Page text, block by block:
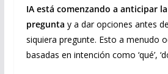
IA está comenzando a anticipar
pregunta y a dar opciones antes
siquiera pregunte. Esto a menudo
basadas en intención como ‘qué’,